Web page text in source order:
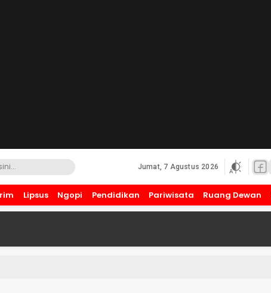
Jumat, 7 Agustus 2026
Lipsus Ngopi Pendidikan Pariwisata Ruang Dewan